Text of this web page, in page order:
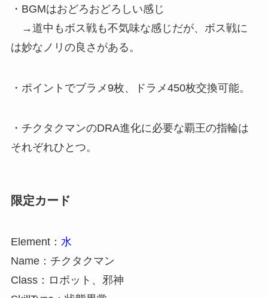
・BGMはおどろおどろしい感じ
→道中もボス戦も不気味な感じだが、ボス戦に
は妙なノリの良さがある。
・ポイントでブラメ9枚、ドラメ450枚交換可能。
・チクタクマンのDRA進化に必要な覇王の指輪は
それぞれひとつ。
限定カード
Element： 水
Name：チクタクマン
Class：ロボット、邪神